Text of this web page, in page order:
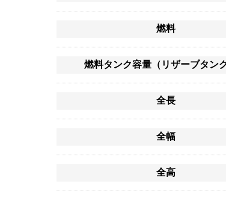
燃料
燃料タンク容量（リザーブタンク
全長
全幅
全高